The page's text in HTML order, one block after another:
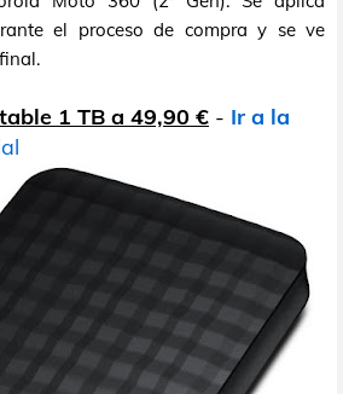
el proceso de compra y se ve
1 TB a 49,90 € - Ir a la